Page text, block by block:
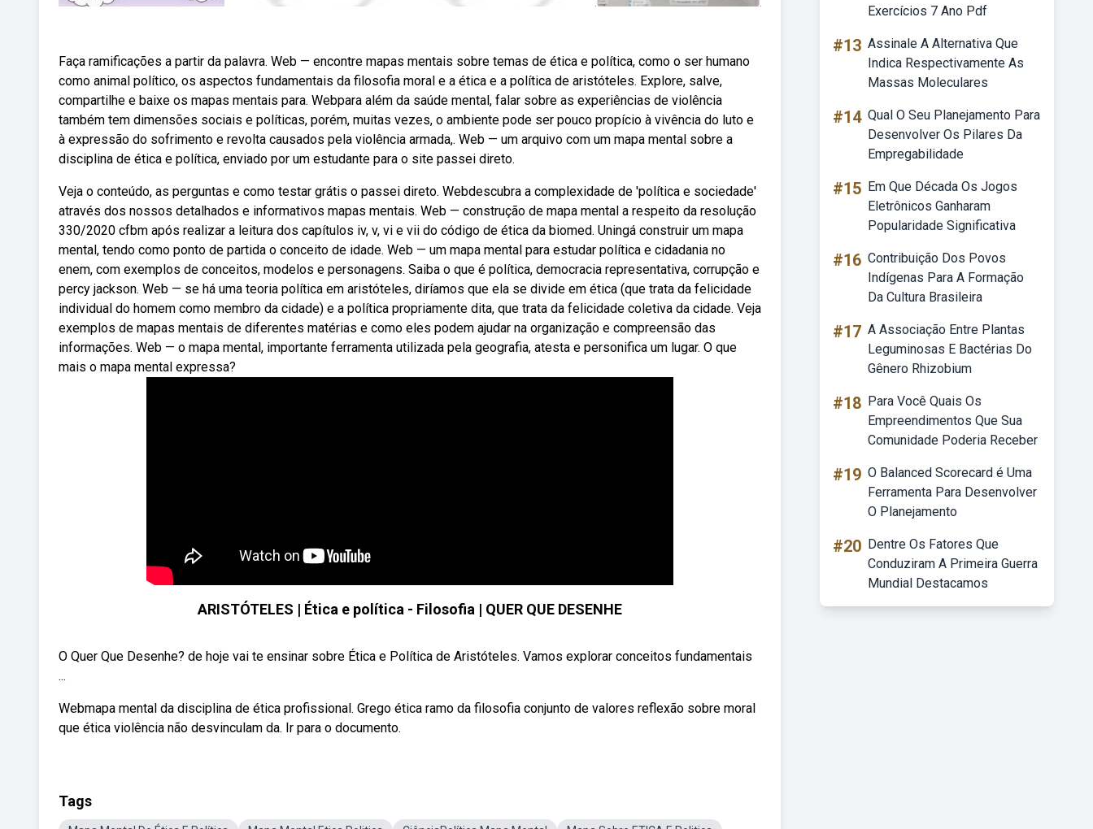
Faça ramificações a partir da palavra. Web — encontre mapas mentais sobre temas de ética e política, como o ser humano
como animal político, os aspectos fundamentais da filosofia moral e a ética e a política de aristóteles. Explore, salve,
compartilhe e baixe os mapas mentais para. Webpara além da saúde mental, falar sobre as experiências de violência
também tem dimensões sociais e políticas, porém, muitas vezes, o ambiente pode ser pouco propício à vivência do luto e
à expressão do sofrimento e revolta causados pela violência armada,. Web — um arquivo com um mapa mental sobre a
disciplina de ética e política, enviado por um estudante para o site passei direto.
Veja o conteúdo, as perguntas e como testar grátis o passei direto. Webdescubra a complexidade de 'política e sociedade'
através dos nossos detalhados e informativos mapas mentais. Web — construção de mapa mental a respeito da resolução
330/2020 cfbm após realizar a leitura dos capítulos iv, v, vi e vii do código de ética da biomed. Uningá construir um mapa
mental, tendo como ponto de partida o conceito de idade. Web — um mapa mental para estudar política e cidadania no
enem, com exemplos de conceitos, modelos e personagens. Saiba o que é política, democracia representativa, corrupção e
percy jackson. Web — se há uma teoria política em aristóteles, diríamos que ela se divide em ética (que trata da felicidade
individual do homem como membro da cidade) e a política propriamente dita, que trata da felicidade coletiva da cidade. Veja
exemplos de mapas mentais de diferentes matérias e como eles podem ajudar na organização e compreensão das
informações. Web — o mapa mental, importante ferramenta utilizada pela geografia, atesta e personifica um lugar. O que
mais o mapa mental expressa?
ARISTÓTELES | Ética e política - Filosofia | QUER QUE DESENHE
O Quer Que Desenhe? de hoje vai te ensinar sobre Ética e Política de Aristóteles. Vamos explorar conceitos fundamentais
...
Webmapa mental da disciplina de ética profissional. Grego ética ramo da filosofia conjunto de valores reflexão sobre moral
que ética violência não desvinculam da. Ir para o documento.
Tags
Exercícios 7 Ano Pdf
#13 Assinale A Alternativa Que
Indica Respectivamente As
Massas Moleculares
#14 Qual O Seu Planejamento Para
Desenvolver Os Pilares Da
Empregabilidade
#15 Em Que Década Os Jogos
Eletrônicos Ganharam
Popularidade Significativa
#16 Contribuição Dos Povos
Indígenas Para A Formação
Da Cultura Brasileira
#17 A Associação Entre Plantas
Leguminosas E Bactérias Do
Gênero Rhizobium
#18 Para Você Quais Os
Empreendimentos Que Sua
Comunidade Poderia Receber
#19 O Balanced Scorecard é Uma
Ferramenta Para Desenvolver
O Planejamento
#20 Dentre Os Fatores Que
Conduziram A Primeira Guerra
Mundial Destacamos